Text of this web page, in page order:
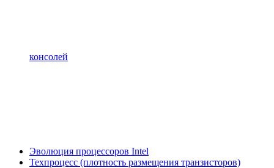
консолей
Эволюция процессоров Intel
Техпроцесс (плотность размещения транзисторов)